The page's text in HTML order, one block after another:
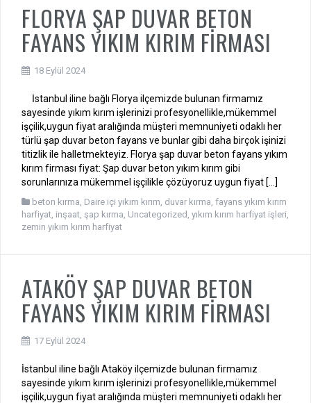
FLORYA ŞAP DUVAR BETON
FAYANS YIKIM KIRIM FİRMASI
18 Eylül 2024
İstanbul iline bağlı Florya ilçemizde bulunan firmamız
sayesinde yıkım kırım işlerinizi profesyonellikle,mükemmel
işçilik,uygun fiyat aralığında müşteri memnuniyeti odaklı her
türlü şap duvar beton fayans ve bunlar gibi daha birçok işinizi
titizlik ile halletmekteyiz. Florya şap duvar beton fayans yıkım
kırım firması fiyat: Şap duvar beton yıkım kırım gibi
sorunlarınıza mükemmel işçilikle çözüyoruz uygun fiyat […]
beton kırma Daire içi yıkım kırım duvar kırma fayans yıkım kırım
harfiyat inşaat şap kırma Uncategorized yıkım kırım harfiyat işleri
zemin yıkım kırım harfiyat
ATAKÖY ŞAP DUVAR BETON
FAYANS YIKIM KIRIM FİRMASI
17 Eylül 2024
İstanbul iline bağlı Ataköy ilçemizde bulunan firmamız
sayesinde yıkım kırım işlerinizi profesyonellikle,mükemmel
işçilik,uygun fiyat aralığında müşteri memnuniyeti odaklı her